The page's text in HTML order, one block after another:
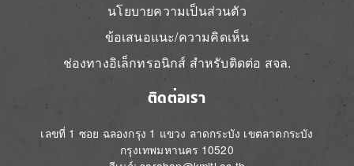
นโยบายความเป็นส่วนตัว
ข้อเสนอแนะ/ความคิดเห็น
ช่องทางอิเล็กทรอนิกส์ สำหรับติดต่อ สจล.
ติดต่อเรา
เลขที่ 1 ซอย ฉลองกรุง 1 แขวง ลาดกระบัง เขตลาดกระบัง
กรุงเทพมหานคร 10520